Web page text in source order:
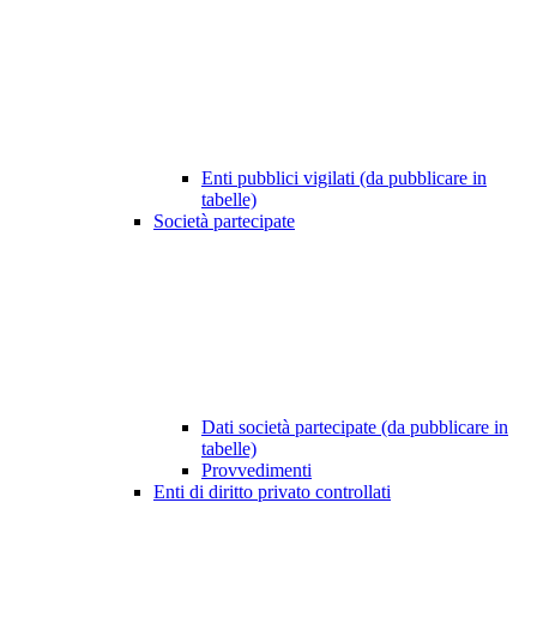
Enti pubblici vigilati (da pubblicare in
tabelle)
Società partecipate
Dati società partecipate (da pubblicare in
tabelle)
Provvedimenti
Enti di diritto privato controllati